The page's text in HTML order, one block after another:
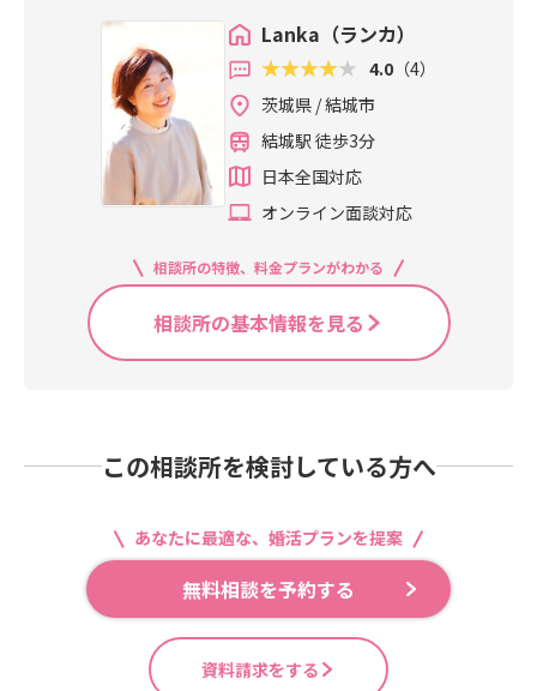
Lanka（ランカ）
4.0 （4）
茨城県 / 結城市
結城駅 徒歩3分
日本全国対応
オンライン面談対応
相談所の特徴、料金プランがわかる
相談所の基本情報を見る
この相談所を検討している方へ
あなたに最適な、婚活プランを提案
無料相談を予約する
資料請求をする